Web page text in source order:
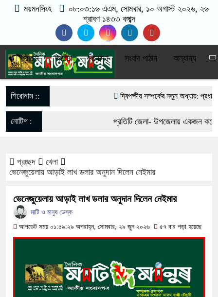
ময়মনসিংহ ০৮:০৩:১৭ এএম, সোমবার, ১০ অগাস্ট ২০২৬, ২৬
শ্রাবণ ১৪৩৩ বঙ্গাব্দ
প্রচ্ছদ জাতীয় বিনোদন সংবাদ পাঠান অন্যান্য
শিরোনাম :: দ্বিপক্ষীয় সম্পর্কের নতুন অধ্যায়:
ভারতীয় হাইকমিশনার
শিক্ষায় উদ্বেগজনক চিত্র: পরীক্ষার্থী
হাজার
প্রকাশিত হলো এসএসসি ও সমমানের ফল: এ
৬২.২৫ শতাংশে
আজ তারকে রহমানরে সঙ্গে ভারতীয়
নোটিশ : প্রতিটি জেলা- উপজেলায় একজন করে
প্রচ্ছদ
খেলা
ভেনেজুয়েলায় আড়াই লাখ ডলার অনুদান দিলেন নেইমার
ভেনেজুয়েলায় আড়াই লাখ ডলার অনুদান দিলেন নেইমার
মাটি ও মানুষ ডেস্ক
আপডেট সময় ০১:৫৯:২৯ অপরাহ্ন, সোমবার, ২৯ জুন ২০২৬
৫৭ বার পড়া হয়েছে